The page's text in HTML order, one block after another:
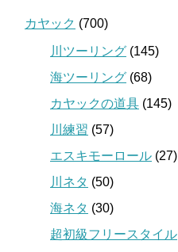
カヤック (700)
川ツーリング (145)
海ツーリング (68)
カヤックの道具 (145)
川練習 (57)
エスキモーロール (27)
川ネタ (50)
海ネタ (30)
超初級フリースタイル